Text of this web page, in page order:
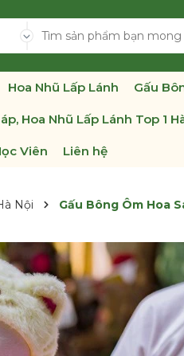
Hoa Nhũ Lấp Lánh Gấu
Hoa Nhũ Lấp Lánh Top 1
Viên Liên hệ
Nội Gấu Bông Ôm Hoa